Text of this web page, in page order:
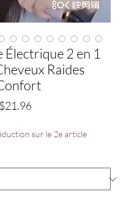
Électrique 2 en 1
Raides
Sale
sur le 2e article